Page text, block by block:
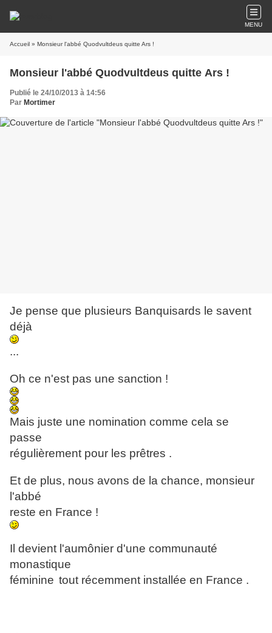
MENU
Accueil » Monsieur l'abbé Quodvultdeus quitte Ars !
Monsieur l'abbé Quodvultdeus quitte Ars !
Publié le 24/10/2013 à 14:56
Par Mortimer
Je pense que plusieurs Banquisards le savent
déjà
...
Oh ce n'est pas une sanction !
Mais juste une nomination comme cela se
passe
régulièrement pour les prêtres .
Et de plus, nous avons de la chance, monsieur
l'abbé
reste en France !
Il devient l'aumônier d'une communauté
monastique
féminine tout récemment installée en France .